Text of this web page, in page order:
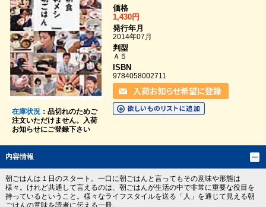
在庫状況：品切れのためご
注文いただけません。入荷
お知らせにご登録下さい
価格
1,430円
発行年月
2014年07月
判型
Ａ５
ISBN
9784058002711
内容情報
朝ごはんは１日のスタート。一口に朝ごはんと言ってもその意味や形態は
様々。けれど共通して言えるのは、朝ごはんが生活の中で非常に重要な役目を
持っているということ。様々なライフスタイルを送る「人」を通じて見える朝
ごはんの意味を読者に伝える一冊。